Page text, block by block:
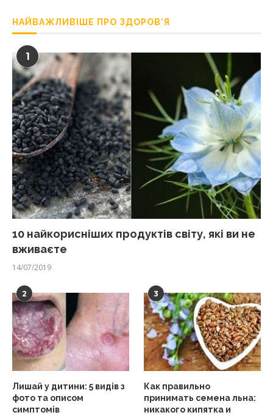
НАЙВАЖЛИВІШЕ ПРО ЗДОРОВ’Я
1
10 найкорисніших продуктів світу, які ви не
вживаєте
14/07/2019
2
Лишай у дитини: 5 видів з
фото та описом
симптомів
3
Как правильно
принимать семена льна:
никакого кипятка и